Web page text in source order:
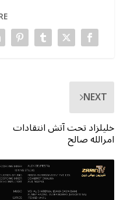
NEXT
خلیلزاد تحت آتش انتقادات
امرالله صالح